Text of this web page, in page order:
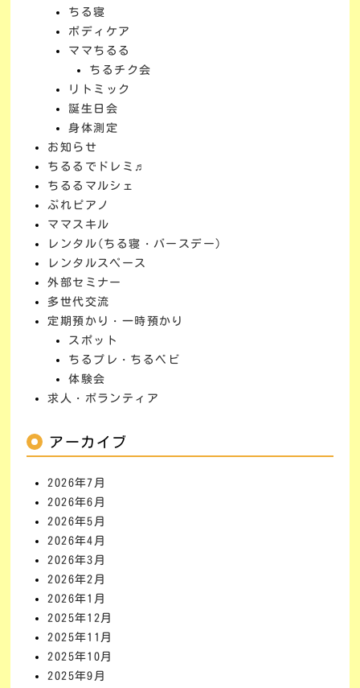
ちる寝
ボディケア
ママちるる
ちるチク会
リトミック
誕生日会
身体測定
お知らせ
ちるるでドレミ♬
ちるるマルシェ
ぷれピアノ
ママスキル
レンタル(ちる寝・バースデー)
レンタルスペース
外部セミナー
多世代交流
定期預かり・一時預かり
スポット
ちるプレ・ちるベビ
体験会
求人・ボランティア
アーカイブ
2026年7月
2026年6月
2026年5月
2026年4月
2026年3月
2026年2月
2026年1月
2025年12月
2025年11月
2025年10月
2025年9月